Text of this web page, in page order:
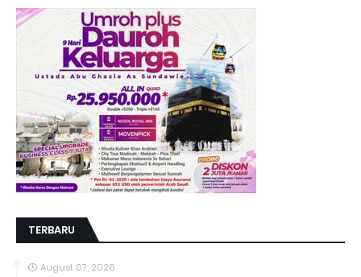
TERBARU
August 07, 2026